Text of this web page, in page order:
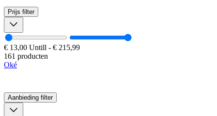
Prijs filter
€ 13,00 Untill - € 215,99
161 producten
Oké
Aanbieding filter